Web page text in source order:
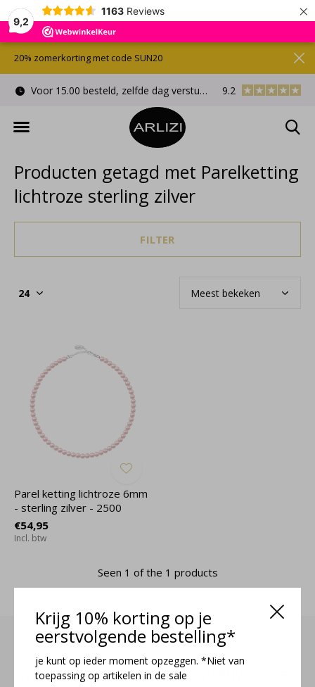
9,2
1163 Reviews ×
Krijg 10% korting op je
eerstvolgende bestelling*
je kunt op ieder moment opzeggen. *Niet van
toepassing op artikelen in de sale
Voor 15.00 besteld, zelfde dag verstuurd Gratis
9.2
20% zomerkorting met code SUN20
Producten getagd met Parelketting
lichtroze sterling zilver
FILTER
Parel ketting lichtroze 6mm
- sterling zilver - 2500
€54,95
Incl. btw
Seen 1 of the 1 products
Meld je aan voor onze nieuwsbrief